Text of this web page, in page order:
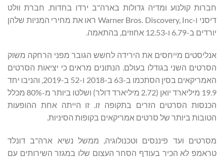
חברות קולנוע ומדיה גדולות בארה"ב ירדו בחדות. חברת וולט
דיסני ו-Warner Bros. Discovery, Inc ראו את מחירי המניות שלהן
יורדים ב-6.79 ו-12.53 אחוזים, בהתאמה.
אנליסטים מייחסים את הירידה לחשש הגובר מפני הרחקה משוק
הסרטים השני בגודלו בעולם. הנתונים מראים כי יציאות הסרטים
האמריקאים בסין הסתכמו ב-63 ב-2018 ו-52 ב-2019, והניבו יחד
19.9 מיליארד יואן (2.72 מיליארד דולר) ושלטו ביותר מ-80% מכלל
הכנסות הסרטים הזרים בתקופה זו. זו הייתה אחת ההופעות
הטובות ביותר של סרטים אמריקאים בקופות הסיניות.
מסרטים ועד פיננסים וטכנולוגיה, ממשל נשיא ארה"ב דונלד
טראמפ לא הכיר בעודף הסחר העצום שלו במגזר השירותים עם